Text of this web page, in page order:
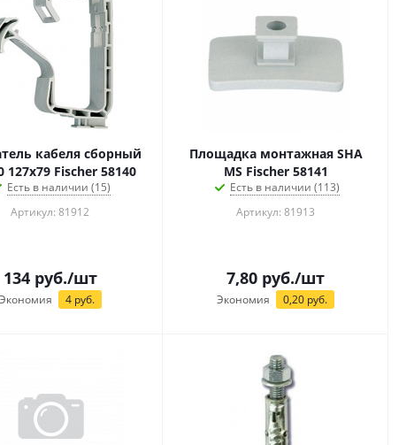
кабеля сборный
127x79 Fischer 58140
Есть в наличии (15)
Артикул: 81912
134руб./шт
Экономия 4руб.
Площадка монтажная SHA
MS Fischer 58141
Есть в наличии (113)
Артикул: 81913
7,80 руб./шт
Экономия 0,20 руб.